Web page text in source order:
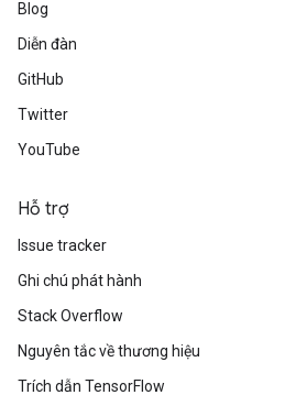
Blog
Diễn đàn
GitHub
Twitter
YouTube
Hỗ trợ
Issue tracker
Ghi chú phát hành
Stack Overflow
Nguyên tắc về thương hiệu
Trích dẫn TensorFlow